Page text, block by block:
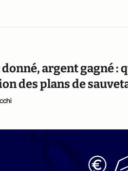
argent gagné :
des plans de